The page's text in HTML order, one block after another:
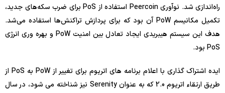
راه‌اندازی شد. نوآوری Peercoin استفاده از PoS برای ضرب سکه‌های جدید،
تکمیل مکانیسم PoW آن بود که برای پردازش تراکنش‌ها استفاده می‌شد.
هدف این سیستم هیبریدی ایجاد تعادل بین امنیت PoW و بهره وری انرژی
PoS بود.
ایده اشتراک گذاری با اعلام برنامه های اتریوم برای تغییر از PoW به PoS از
طریق ارتقاء اتریوم 2.0 که به عنوان Serenity نیز شناخته می شود، در سال